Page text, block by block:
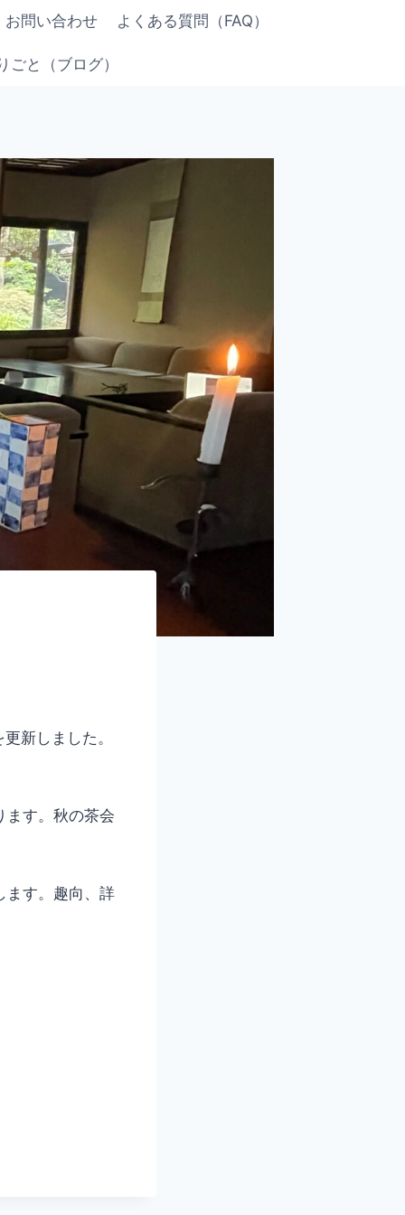
お問い合わせ よくある質問（FAQ）
ごと（ブログ）
新しました。
ます。秋の茶会
ます。趣向、詳